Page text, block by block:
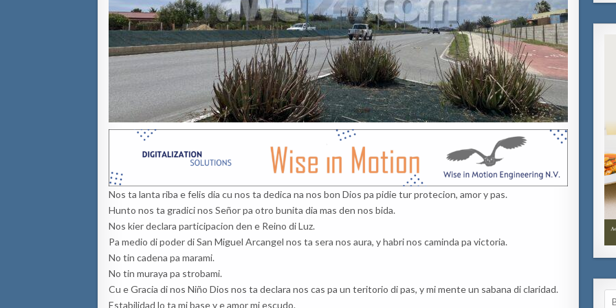
Nos ta lanta riba e felis dia cu nos ta dedica na nos bon Dios pa pidie tur protecion, amor y pas.
Hunto nos ta gradici nos Señor pa otro bunita dia mas den nos bida.
Nos kier declara participacion den e Reino di Luz.
Pa medio di poder di San Miguel Arcangel nos ta sera nos aura, y habri nos caminda pa victoria.
No tin cadena pa marami.
No tin muraya pa strobami.
Cu e Gracia di nos Niño Dios nos ta declara nos cas pa un teritorio di pas, y mi mente un sabana di claridad.
Estabilidad lo ta mi base y e amor mi escudo.